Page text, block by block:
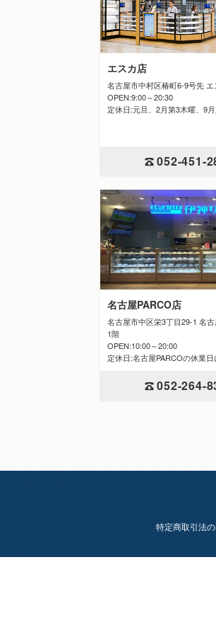
エスカ店
名古屋市中村区椿町6-9号先
OPEN:9:00～20:30
定休日:元旦、2月第3木曜、9
052-451-
名古屋PARCO店
名古屋市中区栄3丁目29-1 名
1階
OPEN:10:00～20:00
定休日:名古屋PARCOの休業日
052-264-
特定商取引法